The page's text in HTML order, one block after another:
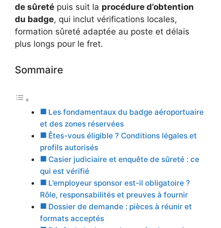
de sûreté puis suit la procédure d’obtention
du badge, qui inclut vérifications locales,
formation sûreté adaptée au poste et délais
plus longs pour le fret.
Sommaire
Les fondamentaux du badge aéroportuaire
et des zones réservées
Êtes-vous éligible ? Conditions légales et
profils autorisés
Casier judiciaire et enquête de sûreté : ce
qui est vérifié
L’employeur sponsor est-il obligatoire ?
Rôle, responsabilités et preuves à fournir
Dossier de demande : pièces à réunir et
formats acceptés